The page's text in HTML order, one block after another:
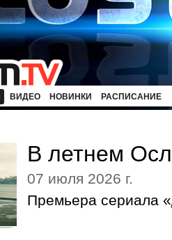
ВИДЕО НОВИНКИ РАСПИСАНИЕ
В летнем
07 июля 2026 г.
Премьера сериала